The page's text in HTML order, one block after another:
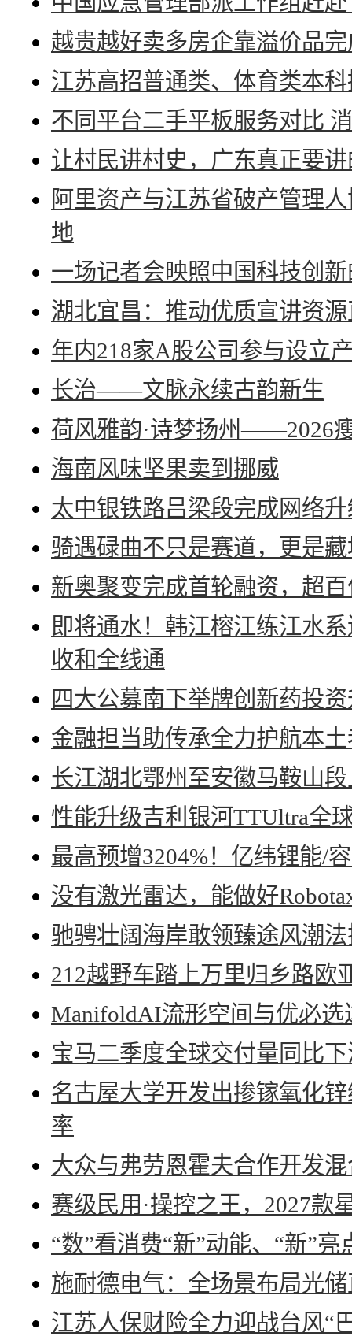
越贵越好卖多房企靠溢价品
江苏高招普通类、体育类本
不同平台二手平板服务对比
让村民讲村史，广东真正要
阿里资产与江苏省破产管理
地
一场记者会映照中国科技创
湖北宜昌：推动优质宣讲资
年内218家A股公司参与设立
长治——文脉永续古韵新生
荷风雅韵·诗梦扬州——2026
海南风味坚果卖到挪威
太中银铁路吕梁段完成网络
骑遇碌曲不只是赛道，更是
新奥聚变完成首轮融资，超
即将通水！韩江榕江练江水
收和全线通
四大公募南下举牌创新药投
金融担当助传承全力护航本
长江湖北鄂州至安徽马鞍山
性能升级吉利银河TTUltra全
最高预增3204%！亿纬锂能/
没有激光雷达，能做好
驰骋壮阔海岸敢领臻途风潮
212越野车踏上万里归乡路欧
ManifoldAI流形空间与优必选
宝马二季度全球交付量同比下
名古屋大学开发出掺镓氧化
率
大众与弗劳恩霍夫合作开发
赛级民用·操控之王，2027款
“数”看消费“新”动能、“新”
施耐德电气：全场景布局光
江苏人保财险全力迎战台风“